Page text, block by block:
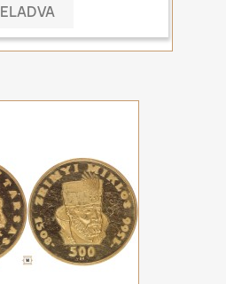
ELADVA